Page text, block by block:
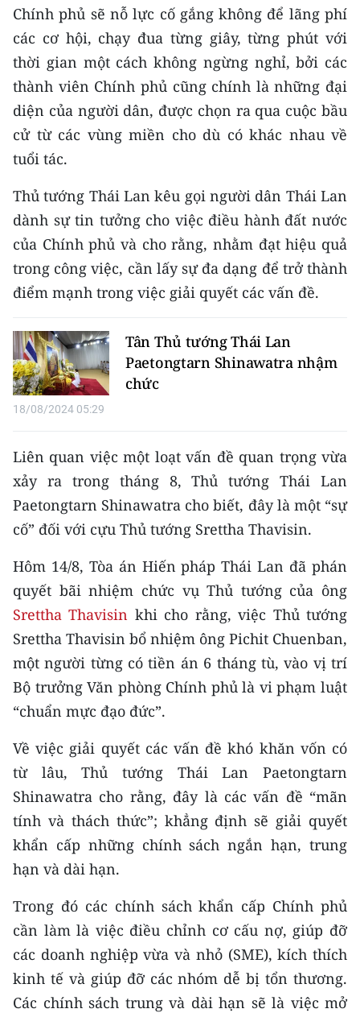
Media Chính trị
Media Kinh tế
Media Văn hóa
Media Xã hội
Media Pháp luật
Media Du lịch
Media Thế giới
Media Thể thao
Media Giáo dục
Media Y tế
Media Khoa học - Công nghệ
Media Môi trường
Infographic
TIN MỚI
TIN ĐỊA PHƯƠNG
Trung du và miền núi phía Bắc
Đồng bằng sông Hồng
Bắc Trung Bộ
Duyên hải Nam Trung Bộ và Tây
Đông Nam Bộ
Đồng bằng sông Cửu Long
Chuyên trang Hà Nội
Chuyên trang TP. Hồ Chí Minh
CHUYÊN ĐỀ
CÁC CHUYÊN TRANG
VỀ BÁO NHÂN DÂN
Chính phủ sẽ nỗ lực cố gắng không để lãng phí
các cơ hội, chạy đua từng giây, từng phút với
thời gian một cách không ngừng nghỉ, bởi các
thành viên Chính phủ cũng chính là những đại
diện của người dân, được chọn ra qua cuộc bầu
cử từ các vùng miền cho dù có khác nhau về
tuổi tác.
Thủ tướng Thái Lan kêu gọi người dân Thái Lan
dành sự tin tưởng cho việc điều hành đất nước
của Chính phủ và cho rằng, nhằm đạt hiệu quả
trong công việc, cần lấy sự đa dạng để trở thành
điểm mạnh trong việc giải quyết các vấn đề.
Tân Thủ tướng Thái Lan
Paetongtarn Shinawatra nhậm
chức
18/08/2024 05:29
Liên quan việc một loạt vấn đề quan trọng vừa
xảy ra trong tháng 8, Thủ tướng Thái Lan
Paetongtarn Shinawatra cho biết, đây là một “sự
cố” đối với cựu Thủ tướng Srettha Thavisin.
Hôm 14/8, Tòa án Hiến pháp Thái Lan đã phán
quyết bãi nhiệm chức vụ Thủ tướng của ông
Srettha Thavisin khi cho rằng, việc Thủ tướng
Srettha Thavisin bổ nhiệm ông Pichit Chuenban,
một người từng có tiền án 6 tháng tù, vào vị trí
Bộ trưởng Văn phòng Chính phủ là vi phạm luật
“chuẩn mực đạo đức”.
Về việc giải quyết các vấn đề khó khăn vốn có
từ lâu, Thủ tướng Thái Lan Paetongtarn
Shinawatra cho rằng, đây là các vấn đề “mãn
tính và thách thức”; khẳng định sẽ giải quyết
khẩn cấp những chính sách ngắn hạn, trung
hạn và dài hạn.
Trong đó các chính sách khẩn cấp Chính phủ
cần làm là việc điều chỉnh cơ cấu nợ, giúp đỡ
các doanh nghiệp vừa và nhỏ (SME), kích thích
kinh tế và giúp đỡ các nhóm dễ bị tổn thương.
Các chính sách trung và dài hạn sẽ là việc mở